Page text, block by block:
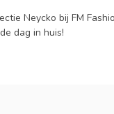
Neycko bij FM
dag in huis!